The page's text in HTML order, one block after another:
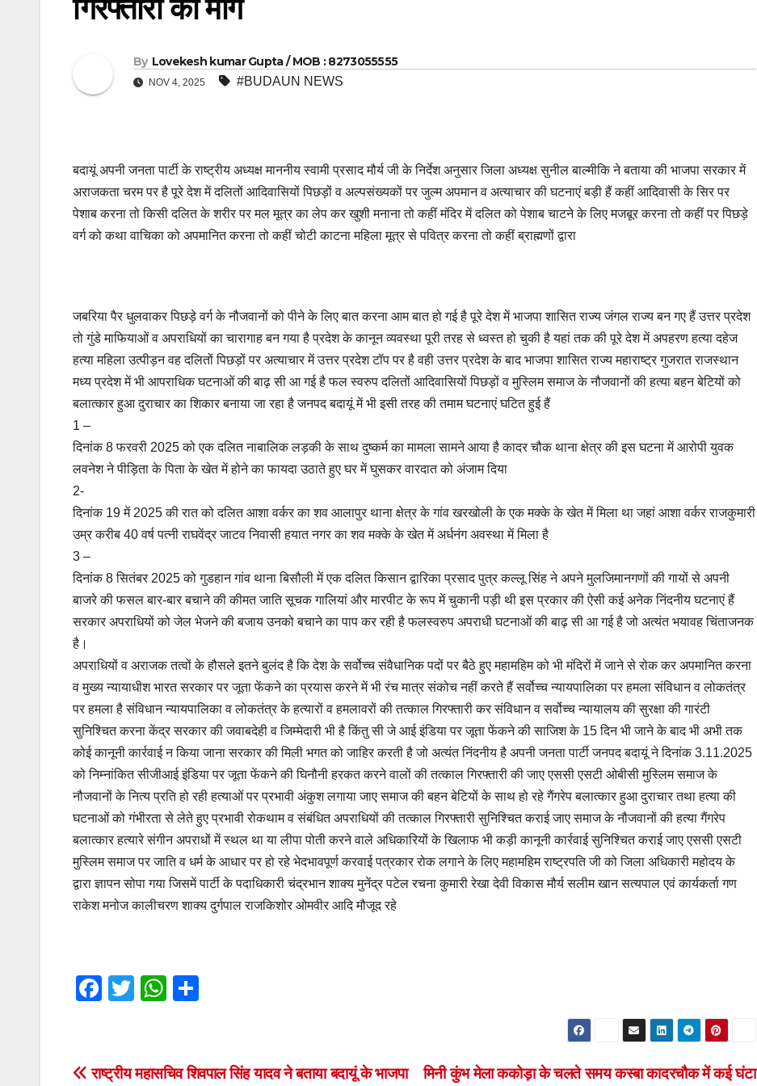
गिरफ्तारी की मांग
By Lovekesh kumar Gupta / MOB : 8273055555
NOV 4, 2025 #BUDAUN NEWS
बदायूं अपनी जनता पार्टी के राष्ट्रीय अध्यक्ष माननीय स्वामी प्रसाद मौर्य जी के निर्देश अनुसार जिला अध्यक्ष सुनील बाल्मीकि ने बताया की भाजपा सरकार में
अराजकता चरम पर है पूरे देश में दलितों आदिवासियों पिछड़ों व अल्पसंख्यकों पर जुल्म अपमान व अत्याचार की घटनाएं बड़ी हैं कहीं आदिवासी के सिर पर
पेशाब करना तो किसी दलित के शरीर पर मल मूत्र का लेप कर खुशी मनाना तो कहीं मंदिर में दलित को पेशाब चाटने के लिए मजबूर करना तो कहीं पर पिछड़े
वर्ग को कथा वाचिका को अपमानित करना तो कहीं चोटी काटना महिला मूत्र से पवित्र करना तो कहीं ब्राह्मणों द्वारा
जबरिया पैर धुलवाकर पिछड़े वर्ग के नौजवानों को पीने के लिए बात करना आम बात हो गई है पूरे देश में भाजपा शासित राज्य जंगल राज्य बन गए हैं उत्तर प्रदेश
तो गुंडे माफियाओं व अपराधियों का चारागाह बन गया है प्रदेश के कानून व्यवस्था पूरी तरह से ध्वस्त हो चुकी है यहां तक की पूरे देश में अपहरण हत्या दहेज
हत्या महिला उत्पीड़न वह दलितों पिछड़ों पर अत्याचार में उत्तर प्रदेश टॉप पर है वही उत्तर प्रदेश के बाद भाजपा शासित राज्य महाराष्ट्र गुजरात राजस्थान
मध्य प्रदेश में भी आपराधिक घटनाओं की बाढ़ सी आ गई है फल स्वरुप दलितों आदिवासियों पिछड़ों व मुस्लिम समाज के नौजवानों की हत्या बहन बेटियों को
बलात्कार हुआ दुराचार का शिकार बनाया जा रहा है जनपद बदायूं में भी इसी तरह की तमाम घटनाएं घटित हुई हैं
1 –
दिनांक 8 फरवरी 2025 को एक दलित नाबालिक लड़की के साथ दुष्कर्म का मामला सामने आया है कादर चौक थाना क्षेत्र की इस घटना में आरोपी युवक
लवनेश ने पीड़िता के पिता के खेत में होने का फायदा उठाते हुए घर में घुसकर वारदात को अंजाम दिया
2-
दिनांक 19 में 2025 की रात को दलित आशा वर्कर का शव आलापुर थाना क्षेत्र के गांव खरखोली के एक मक्के के खेत में मिला था जहां आशा वर्कर राजकुमारी
उम्र करीब 40 वर्ष पत्नी राघवेंद्र जाटव निवासी हयात नगर का शव मक्के के खेत में अर्धनंग अवस्था में मिला है
3 –
दिनांक 8 सितंबर 2025 को गुडहान गांव थाना बिसौली में एक दलित किसान द्वारिका प्रसाद पुत्र कल्लू सिंह ने अपने मुलजिमानगणों की गायों से अपनी
बाजरे की फसल बार-बार बचाने की कीमत जाति सूचक गालियां और मारपीट के रूप में चुकानी पड़ी थी इस प्रकार की ऐसी कई अनेक निंदनीय घटनाएं हैं
सरकार अपराधियों को जेल भेजने की बजाय उनको बचाने का पाप कर रही है फलस्वरुप अपराधी घटनाओं की बाढ़ सी आ गई है जो अत्यंत भयावह चिंताजनक
है।
अपराधियों व अराजक तत्वों के हौसले इतने बुलंद है कि देश के सर्वोच्च संवैधानिक पदों पर बैठे हुए महामहिम को भी मंदिरों में जाने से रोक कर अपमानित करना
व मुख्य न्यायाधीश भारत सरकार पर जूता फेंकने का प्रयास करने में भी रंच मात्र संकोच नहीं करते हैं सर्वोच्च न्यायपालिका पर हमला संविधान व लोकतंत्र
पर हमला है संविधान न्यायपालिका व लोकतंत्र के हत्यारों व हमलावरों की तत्काल गिरफ्तारी कर संविधान व सर्वोच्च न्यायालय की सुरक्षा की गारंटी
सुनिश्चित करना केंद्र सरकार की जवाबदेही व जिम्मेदारी भी है किंतु सी जे आई इंडिया पर जूता फेंकने की साजिश के 15 दिन भी जाने के बाद भी अभी तक
कोई कानूनी कार्रवाई न किया जाना सरकार की मिली भगत को जाहिर करती है जो अत्यंत निंदनीय है अपनी जनता पार्टी जनपद बदायूं ने दिनांक 3.11.2025
को निम्नांकित सीजीआई इंडिया पर जूता फेंकने की घिनौनी हरकत करने वालों की तत्काल गिरफ्तारी की जाए एससी एसटी ओबीसी मुस्लिम समाज के
नौजवानों के नित्य प्रति हो रही हत्याओं पर प्रभावी अंकुश लगाया जाए समाज की बहन बेटियों के साथ हो रहे गैंगरेप बलात्कार हुआ दुराचार तथा हत्या की
घटनाओं को गंभीरता से लेते हुए प्रभावी रोकथाम व संबंधित अपराधियों की तत्काल गिरफ्तारी सुनिश्चित कराई जाए समाज के नौजवानों की हत्या गैंगरेप
बलात्कार हत्यारे संगीन अपराधों में स्थल था या लीपा पोती करने वाले अधिकारियों के खिलाफ भी कड़ी कानूनी कार्रवाई सुनिश्चित कराई जाए एससी एसटी
मुस्लिम समाज पर जाति व धर्म के आधार पर हो रहे भेदभावपूर्ण करवाई पत्रकार रोक लगाने के लिए महामहिम राष्ट्रपति जी को जिला अधिकारी महोदय के
द्वारा ज्ञापन सोपा गया जिसमें पार्टी के पदाधिकारी चंद्रभान शाक्य मुनेंद्र पटेल रचना कुमारी रेखा देवी विकास मौर्य सलीम खान सत्यपाल एवं कार्यकर्ता गण
राकेश मनोज कालीचरण शाक्य दुर्गपाल राजकिशोर ओमवीर आदि मौजूद रहे
F
e
T
er
W
s
e
Post
मिनी कुंभ मेला ककोड़ा के चलते समय कस्बा कादरचौक में कई घंटा
राष्ट्रीय महासचिव शिवपाल सिंह यादव ने बताया बदायूं के भाजपा